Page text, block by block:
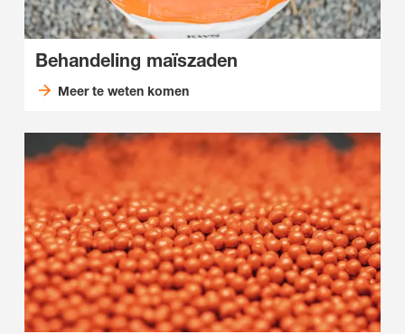
Behandeling maïszaden
Meer te weten komen